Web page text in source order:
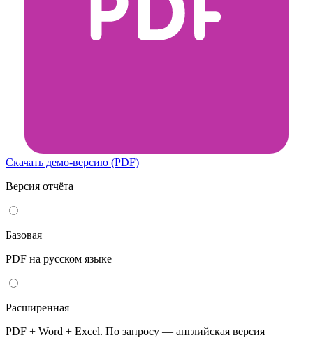
Скачать демо-версию (PDF)
Версия отчёта
Базовая
PDF на русском языке
Расширенная
PDF + Word + Excel. По запросу — английская версия